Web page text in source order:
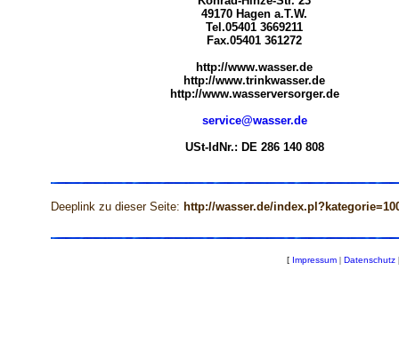
49170 Hagen a.T.W.
Tel.05401 3669211
Fax.05401 361272
http://www.wasser.de
http://www.trinkwasser.de
http://www.wasserversorger.de
service@wasser.de
USt-IdNr.: DE 286 140 808
Deeplink zu dieser Seite: http://wasser.de/
[ Impressum | Datenschutz